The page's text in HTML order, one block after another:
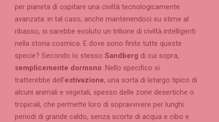
per pianeta di ospitare una civiltà tecnologicamente
avanzata: in tal caso, anche mantenendoci su stime al
ribasso, si sarebbe evoluto un trilione di civiltà intelligenti
nella storia cosmica. E dove sono finite tutte queste
specie? Secondo lo stesso Sandberg di cui sopra,
semplicemente dormono. Nello specifico si
tratterebbe dell’estivazione, una sorta di letargo tipico di
alcuni animali e vegetali, spesso delle zone desertiche o
tropicali, che permette loro di sopravvivere per lunghi
periodi di grande caldo, senza scorte di acqua e cibo e